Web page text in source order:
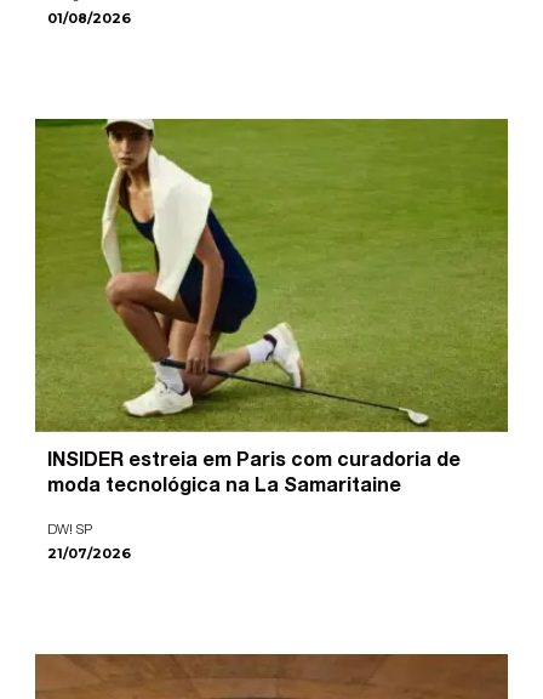
01/08/2026
INSIDER estreia em Paris com curadoria de
moda tecnológica na La Samaritaine
DW! SP
21/07/2026